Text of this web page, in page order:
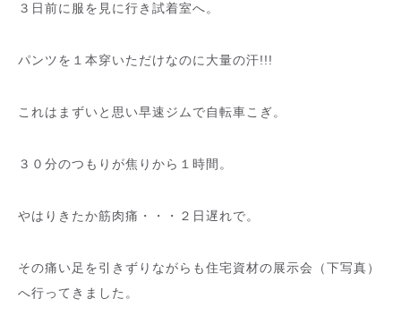
３日前に服を見に行き試着室へ。
パンツを１本穿いただけなのに大量の汗!!!
これはまずいと思い早速ジムで自転車こぎ。
３０分のつもりが焦りから１時間。
やはりきたか筋肉痛・・・２日遅れで。
その痛い足を引きずりながらも住宅資材の展示会（下写真）
へ行ってきました。